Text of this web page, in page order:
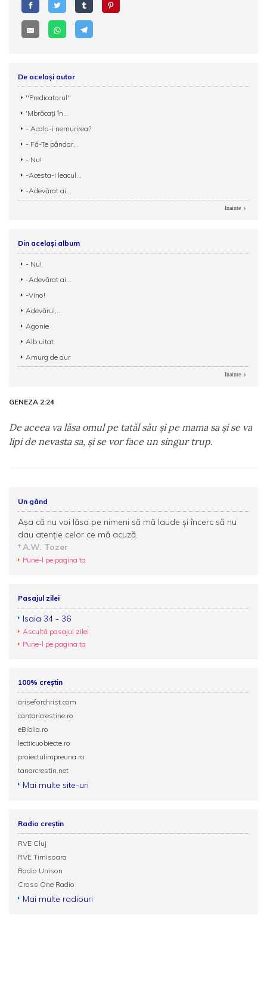
De același autor
''Predicatorul''
'Mbrăcați în...
- Acolo-i nemurirea?
- Fă-Te pândar...
- Nu!
-Acesta-i leacul...
-Adevărat ai...
Inainte
Din același album
- Nu!
-Adevărat ai...
-Vino!
Adevărul,...
Agonie
Alb uitat
Amurg de aur
Inainte
GENEZA 2:24
De aceea va lăsa omul pe tatăl său şi pe mama sa şi se va
lipi de nevasta sa, şi se vor face un singur trup.
Un gând
Aşa că nu voi lăsa pe nimeni să mă laude şi încerc să nu
dau atenţie celor ce mă acuză.
A.W. Tozer
Pune-l pe pagina ta
Pasajul zilei
Isaia 34 - 36
Ascultă pasajul zilei
Pune-l pe pagina ta
100% creștin
ariseforchrist.com
cantaricrestine.ro
eBiblia.ro
lectiicuobiecte.ro
proiectulimpreuna.ro
tanarcrestin.net
Mai multe site-uri
Radio creștin
RVE Cluj
RVE Timisoara
Radio Unison
Cross One Radio
Mai multe radiouri